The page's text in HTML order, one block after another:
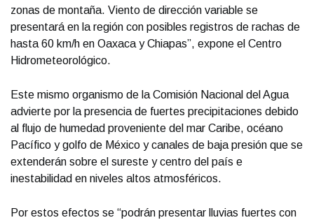
zonas de montaña. Viento de dirección variable se
presentará en la región con posibles registros de rachas de
hasta 60 km/h en Oaxaca y Chiapas”, expone el Centro
Hidrometeorológico.
Este mismo organismo de la Comisión Nacional del Agua
advierte por la presencia de fuertes precipitaciones debido
al flujo de humedad proveniente del mar Caribe, océano
Pacífico y golfo de México y canales de baja presión que se
extenderán sobre el sureste y centro del país e
inestabilidad en niveles altos atmosféricos.
Por estos efectos se “podrán presentar lluvias fuertes con